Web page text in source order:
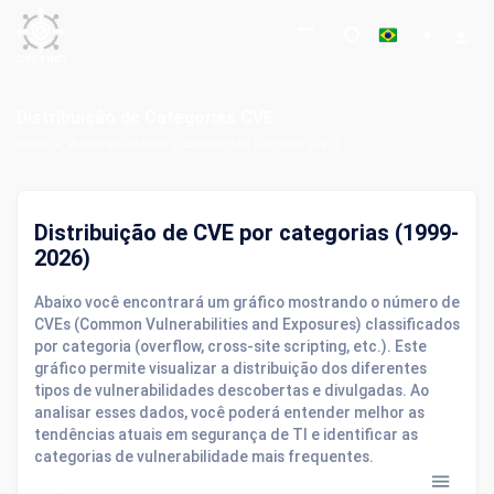
Distribuição de CVE por categorias (1999-
2026)
Abaixo você encontrará um gráfico mostrando o número de
CVEs (Common Vulnerabilities and Exposures) classificados
por categoria (overflow, cross-site scripting, etc.). Este
gráfico permite visualizar a distribuição dos diferentes
tipos de vulnerabilidades descobertas e divulgadas. Ao
analisar esses dados, você poderá entender melhor as
tendências atuais em segurança de TI e identificar as
categorias de vulnerabilidade mais frequentes.